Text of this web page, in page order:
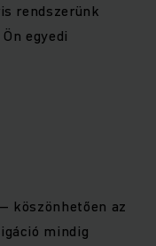
rendszerünk
egyedi
köszönhetően az
mindig